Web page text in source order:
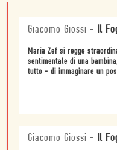
Giacomo Giossi - Il
Maria Zef si regge
sentimentale di una
tutto - di immaginare un
Giacomo Giossi - Il